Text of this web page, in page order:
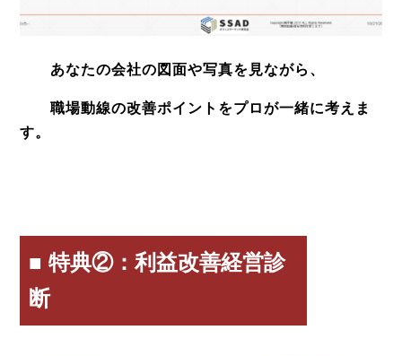
あなたの会社の図面や写真を見ながら、
職場動線の改善ポイントをプロが一緒に考えま
す。
■ 特典②：利益改善経営診
断